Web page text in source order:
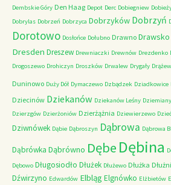
Dembskie Góry Den Haag Depot Derc Dobiegniew
Dobrylas Dobrzeń Dobrzyca Dobrzyków Dobrzyń
Dorotowo Dosłońce Dołubno Drawno
Dresden Dreszew Drewniaczki Drewnów Drezdenko
Drogoszewo Drohiczyn Droszków Drwalew Drygały
Duninowo Duży Dół Dymaczewo Dzbądzek Dziadkowice
Dziecinów Dziekanów Dziekanów Leśny Dziemiany
Dzierzgów Dzierżoniów Dzierżążnia Dziewierzewo
Dziwnówek Dąbie Dąbroszyn Dąbrowa Dąbrowa
Dąbrówka Dąbrówno Dębe Dębina
Dębowo Długosiodło Dłużek Dłużewo Dłużka
Dźwirzyno Edwardów Elbląg Elgnówko Elżbietów